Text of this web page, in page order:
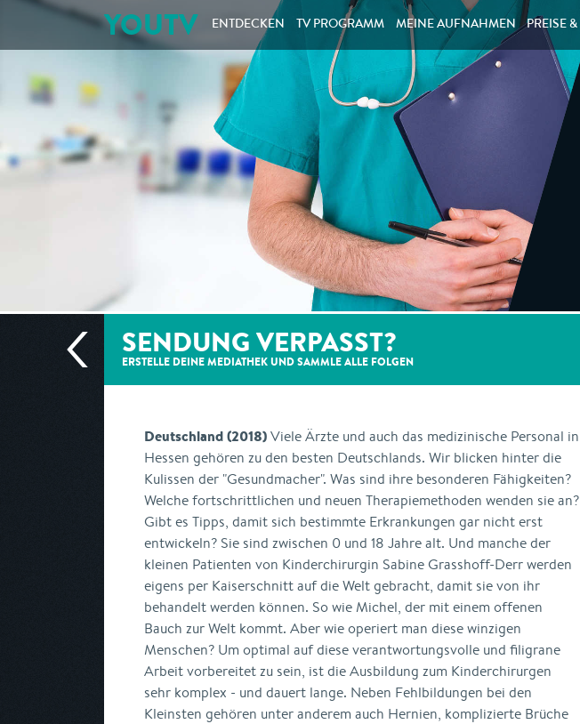
YOUTV ENTDECKEN TV PROGRAMM MEINE AUFNAHMEN PREISE &
SENDUNG VERPASST?
ERSTELLE DEINE MEDIATHEK UND SAMMLE ALLE FOLGEN
Deutschland (2018)Viele Ärzte und auch das medizinische Personal in
Hessen gehören zu den besten Deutschlands. Wir blicken hinter die
Kulissen der "Gesundmacher". Was sind ihre besonderen Fähigkeiten?
Welche fortschrittlichen und neuen Therapiemethoden wenden sie an?
Gibt es Tipps, damit sich bestimmte Erkrankungen gar nicht erst
entwickeln? Sie sind zwischen 0 und 18 Jahre alt. Und manche der
kleinen Patienten von Kinderchirurgin Sabine Grasshoff-Derr werden
eigens per Kaiserschnitt auf die Welt gebracht, damit sie von ihr
behandelt werden können. So wie Michel, der mit einem offenen
Bauch zur Welt kommt. Aber wie operiert man diese winzigen
Menschen? Um optimal auf diese verantwortungsvolle und filigrane
Arbeit vorbereitet zu sein, ist die Ausbildung zum Kinderchirurgen
sehr komplex - und dauert lange. Neben Fehlbildungen bei den
Kleinsten gehören unter anderem auch Hernien, komplizierte Brüche